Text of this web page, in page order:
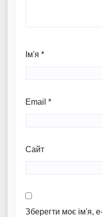
Ім'я *
Email *
Сайт
Зберегти моє ім'я,